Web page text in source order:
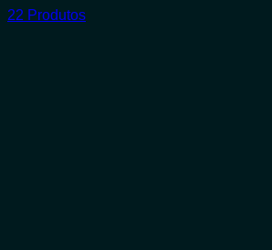
22 Produtos